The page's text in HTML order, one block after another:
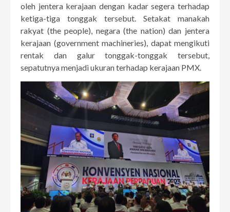
oleh jentera kerajaan dengan kadar segera terhadap
ketiga-tiga tonggak tersebut. Setakat manakah
rakyat (the people), negara (the nation) dan jentera
kerajaan (government machineries), dapat mengikuti
rentak dan galur tonggak-tonggak tersebut,
sepatutnya menjadi ukuran terhadap kerajaan PMX.